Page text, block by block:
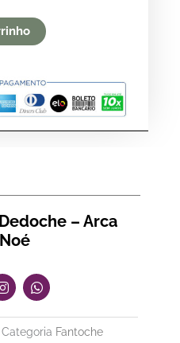
– Arca
I
n
t
a
W
h
t
s
Categoria Fantoche